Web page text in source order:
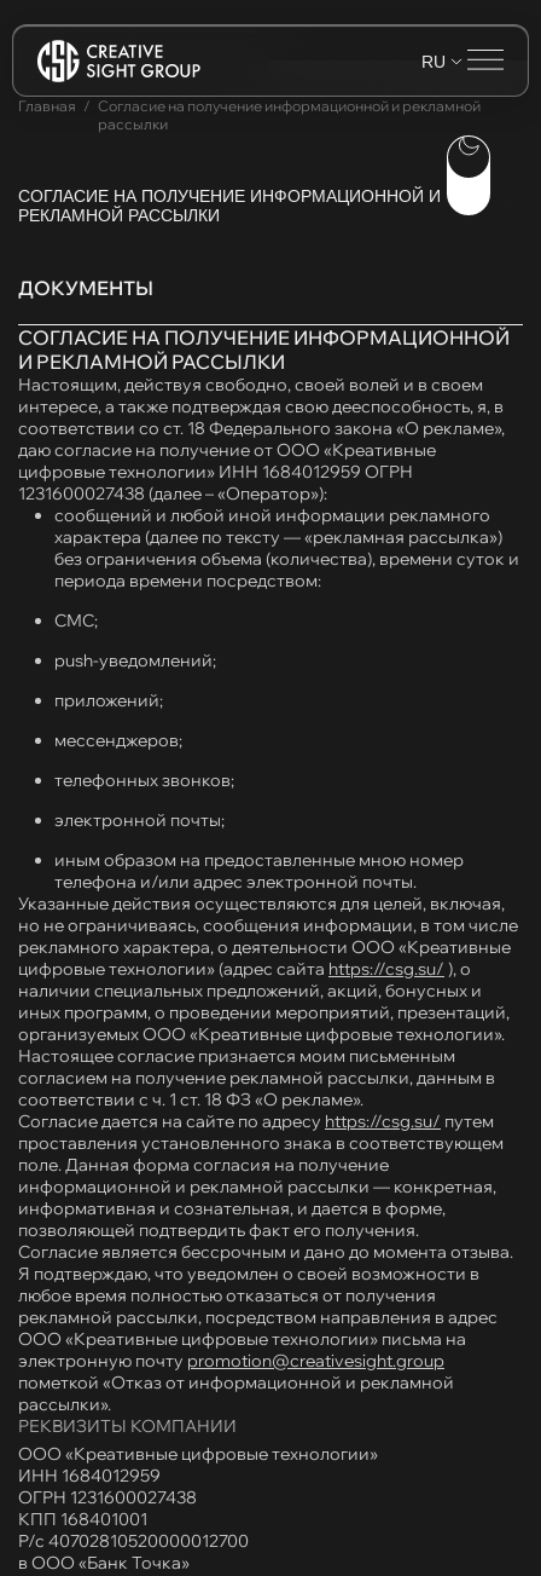
RU
Главная
Согласие на получение информационной и рекламной
рассылки
СОГЛАСИЕ НА ПОЛУЧЕНИЕ ИНФОРМАЦИОННОЙ И
РЕКЛАМНОЙ РАССЫЛКИ
ДОКУМЕНТЫ
СОГЛАСИЕ НА ПОЛУЧЕНИЕ ИНФОРМАЦИОННОЙ
И РЕКЛАМНОЙ РАССЫЛКИ
Настоящим, действуя свободно, своей волей и в своем
интересе, а также подтверждая свою дееспособность, я, в
соответствии со ст. 18 Федерального закона «О рекламе»,
даю согласие на получение от ООО «Креативные
цифровые технологии» ИНН 1684012959 ОГРН
1231600027438 (далее – «Оператор»):
сообщений и любой иной информации рекламного
характера (далее по тексту — «рекламная рассылка»)
без ограничения объема (количества), времени суток и
периода времени посредством:
СМС;
push-уведомлений;
приложений;
мессенджеров;
телефонных звонков;
электронной почты;
иным образом на предоставленные мною номер
телефона и/или адрес электронной почты.
Указанные действия осуществляются для целей, включая,
но не ограничиваясь, сообщения информации, в том числе
рекламного характера, о деятельности ООО «Креативные
цифровые технологии» (адрес сайта https://csg.su/ ), о
наличии специальных предложений, акций, бонусных и
иных программ, о проведении мероприятий, презентаций,
организуемых ООО «Креативные цифровые технологии».
Настоящее согласие признается моим письменным
согласием на получение рекламной рассылки, данным в
соответствии с ч. 1 ст. 18 ФЗ «О рекламе».
Согласие дается на сайте по адресу https://csg.su/ путем
проставления установленного знака в соответствующем
поле. Данная форма согласия на получение
информационной и рекламной рассылки — конкретная,
информативная и сознательная, и дается в форме,
позволяющей подтвердить факт его получения.
Согласие является бессрочным и дано до момента отзыва.
Я подтверждаю, что уведомлен о своей возможности в
любое время полностью отказаться от получения
рекламной рассылки, посредством направления в адрес
ООО «Креативные цифровые технологии» письма на
электронную почту promotion@creativesight.group
пометкой «Отказ от информационной и рекламной
рассылки».
РЕКВИЗИТЫ КОМПАНИИ
ООО «Креативные цифровые технологии»
ИНН 1684012959
ОГРН 1231600027438
КПП 168401001
Р/с 40702810520000012700
в ООО «Банк Точка»